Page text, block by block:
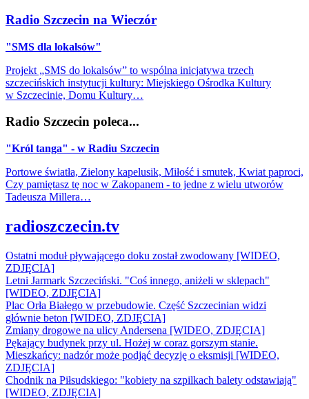
Radio Szczecin na Wieczór
"SMS dla lokalsów"
Projekt „SMS do lokalsów” to wspólna inicjatywa trzech
szczecińskich instytucji kultury: Miejskiego Ośrodka Kultury
w Szczecinie, Domu Kultury…
Radio Szczecin poleca...
"Król tanga" - w Radiu Szczecin
Portowe światła, Zielony kapelusik, Miłość i smutek, Kwiat paproci,
Czy pamiętasz tę noc w Zakopanem - to jedne z wielu utworów
Tadeusza Millera…
radioszczecin.tv
Ostatni moduł pływającego doku został zwodowany [WIDEO,
ZDJĘCIA]
Letni Jarmark Szczeciński. "Coś innego, aniżeli w sklepach"
[WIDEO, ZDJĘCIA]
Plac Orła Białego w przebudowie. Część Szczecinian widzi
głównie beton [WIDEO, ZDJĘCIA]
Zmiany drogowe na ulicy Andersena [WIDEO, ZDJĘCIA]
Pękający budynek przy ul. Hożej w coraz gorszym stanie.
Mieszkańcy: nadzór może podjąć decyzję o eksmisji [WIDEO,
ZDJĘCIA]
Chodnik na Piłsudskiego: "kobiety na szpilkach balety odstawiają"
[WIDEO, ZDJĘCIA]